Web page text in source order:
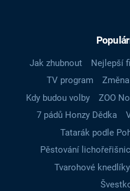
Jak zhubnout Nejlepší
TV program
Kdy budou volby
ZOO
7 pádů Honzy Dědka
Tatarák podle
Pěstování
Tvarohové knedlíky